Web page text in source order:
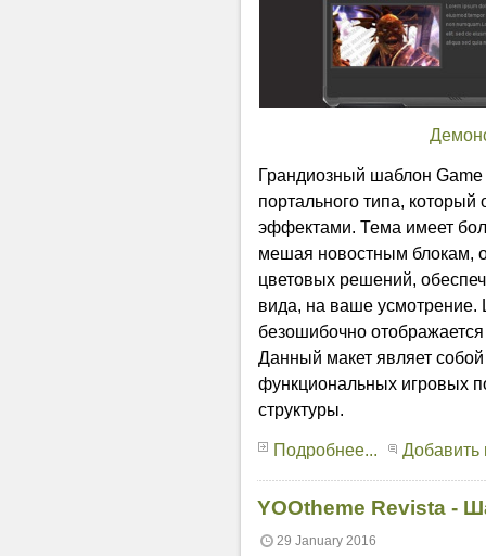
Грандиозный шаблон
портального типа,
эффектами. Тема имеет
мешая новостным блокам,
цветовых решений,
вида, на ваше
безошибочно
Данный макет являет
функциональных игровых
структуры.
Подробнее... Добавить
YOOtheme Revista -
29 January 2016